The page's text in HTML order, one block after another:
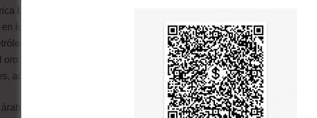
Latina destacan los casos de Venezuela y Ecuador, entre otros países.
los ingresos parece no afectar tan gravemente a Arabia Saudita (líder
a través de fuentes convencionales), que optó por descartar una
oro negro
en el marco de las reuniones de la OPEP como vía para evitar
aceptando incluso, disminuir la tarifa de precios a sus clientes asiáticos.
tiene dos objetivos. En primer lugar, busca conservar su cuota de